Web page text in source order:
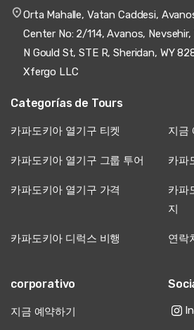
Orta Mahalle, Vatan Caddesi,
Center No: 2/114, Avanos,
N Gould St, STE R, Sheridan, WY
Xfergo LLC
Categorías de Tours
카파도키아 열기구 티켓 지금
카파도키아 열기구 그룹 투어 카파
카파도키아 열기구 가격
카파
지
카파도키아 디럭스 비행 연락
corporativo
지금 예약하기